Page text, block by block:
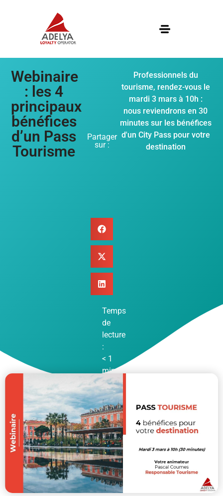
Webinaire
: les 4
principaux
bénéfices
d’un Pass
Tourisme
Partager
sur :
Temps
de
lecture
:
< 1
mins
Professionnels du
tourisme, rendez-vous le
mardi 3 mars à 10h :
nous reviendrons en 30
minutes sur les bénéfices
d'un City Pass pour votre
destination